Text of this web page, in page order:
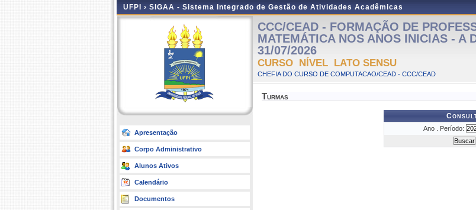
UFPI › SIGAA - Sistema Integrado de Gestão de Atividades Acadêmicas
Apresentação
Corpo Administrativo
Alunos Ativos
Calendário
Documentos
CCC/CEAD - FORMAÇÃO DE
MATEMÁTICA NOS ANOS INICIAS - A
31/07/2026
CURSO NÍVEL LATO SENSU
CHEFIA DO CURSO DE COMPUTACAO/CEAD - CCC/CEAD
Turmas
Ano . Período: